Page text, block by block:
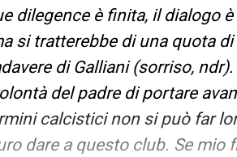
dilegence è finita, il dialogo
si tratterebbe di una quota
di Galliani (sorriso,
del padre di portare
calcistici non si può far
dare a questo club. Se mio